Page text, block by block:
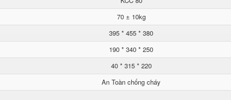
70 ± 10kg
395 * 455 * 380
190 * 340 * 250
40 * 315 * 220
An Toàn chống cháy